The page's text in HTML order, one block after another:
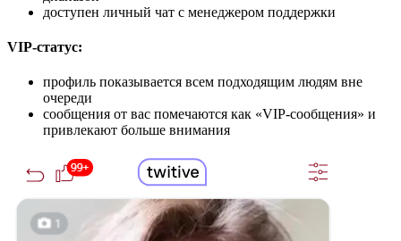
доступен личный чат с менеджером поддержки
VIP-статус:
профиль показывается всем подходящим людям вне
очереди
сообщения от вас помечаются как «VIP-сообщения» и
привлекают больше внимания